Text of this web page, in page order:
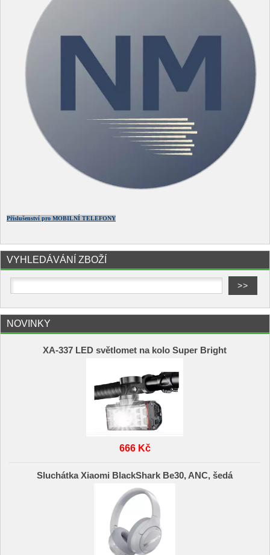
Příslušenství pro MOBILNÍ TELEFONY
VYHLEDÁVÁNÍ ZBOŽÍ
NOVINKY
XA-337 LED světlomet na kolo Super Bright
666 Kč
Sluchátka Xiaomi BlackShark Be30, ANC, šedá